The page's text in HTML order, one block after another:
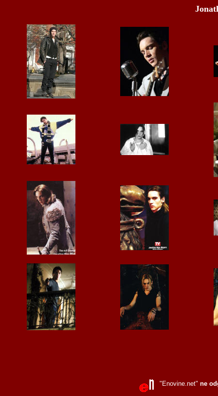
"Enovine.net" ne